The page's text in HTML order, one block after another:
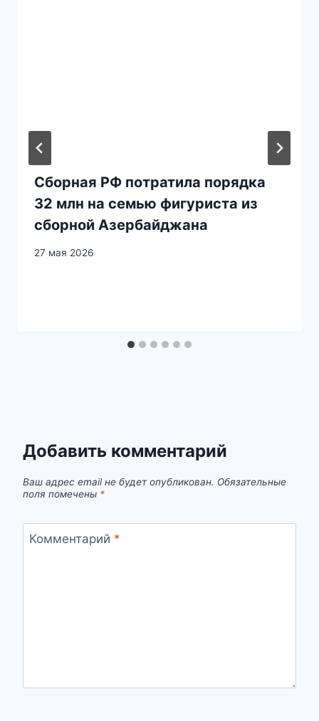
Сборная РФ потратила порядка
32 млн на семью фигуриста из
сборной Азербайджана
27 мая 2026
Добавить комментарий
Ваш адрес email не будет опубликован. Обязательные
поля помечены *
Комментарий *